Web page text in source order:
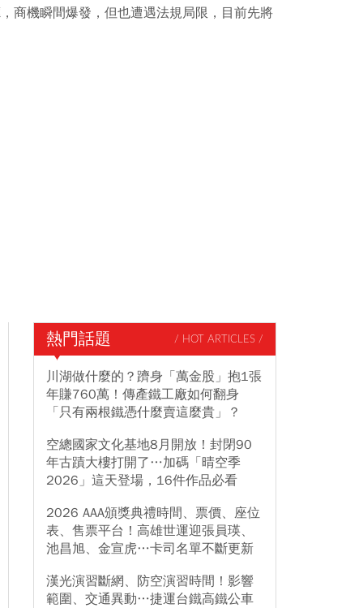
商機瞬間爆發，但也遭遇法規局限，目前先將
熱門話題 / HOT ARTICLES /
川湖做什麼的？躋身「萬金股」抱1張
年賺760萬！傳產鐵工廠如何翻身
「只有兩根鐵憑什麼賣這麼貴」？
空總國家文化基地8月開放！封閉90
年古蹟大樓打開了…加碼「晴空季
2026」這天登場，16件作品必看
2026 AAA頒獎典禮時間、票價、座位
表、售票平台！高雄世運迎張員瑛、
池昌旭、金宣虎…卡司名單不斷更新
漢光演習斷網、防空演習時間！影響
範圍、交通異動…捷運台鐵高鐵公車